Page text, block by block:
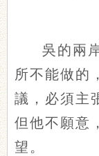
吳的兩
所不能做的
議，必須主
但他不願意
望。